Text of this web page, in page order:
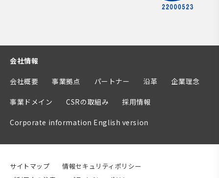
会社情報
会社概要 事業拠点 パートナー 沿革 企業理念
事業ドメイン CSRの取組み 採用情報
Corporate information English version
サイトマップ
情報セキュリティポリシー